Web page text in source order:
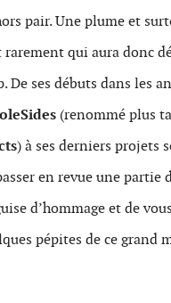
pair. Une plume et
qui aura donc
ses débuts dans les
(renommé plus
) à ses derniers projets
en revue une partie
d’hommage et de
pépites de ce grand